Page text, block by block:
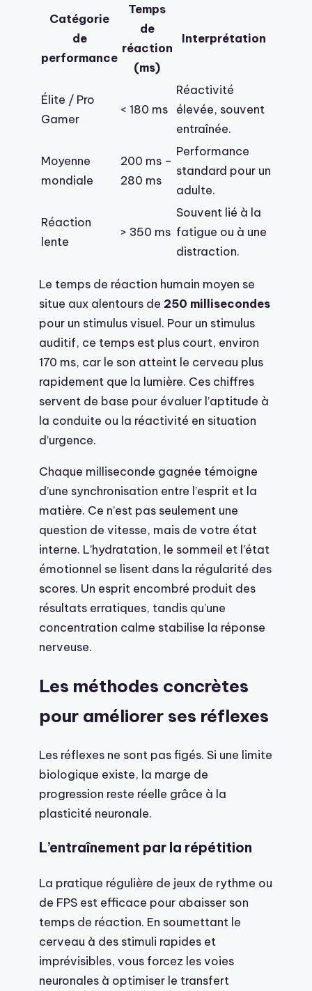
Catégorie
de
performance
Temps
de
réaction
(ms)
Interprétation
Élite / Pro
Gamer
< 180 ms
Réactivité
élevée, souvent
entraînée.
Moyenne
mondiale
200 ms –
280 ms
Performance
standard pour un
adulte.
Réaction
lente
> 350 ms
Souvent lié à la
fatigue ou à une
distraction.
Le temps de réaction humain moyen se
situe aux alentours de 250 millisecondes
pour un stimulus visuel. Pour un stimulus
auditif, ce temps est plus court, environ
170 ms, car le son atteint le cerveau plus
rapidement que la lumière. Ces chiffres
servent de base pour évaluer l’aptitude à
la conduite ou la réactivité en situation
d’urgence.
Chaque milliseconde gagnée témoigne
d’une synchronisation entre l’esprit et la
matière. Ce n’est pas seulement une
question de vitesse, mais de votre état
interne. L’hydratation, le sommeil et l’état
émotionnel se lisent dans la régularité des
scores. Un esprit encombré produit des
résultats erratiques, tandis qu’une
concentration calme stabilise la réponse
nerveuse.
Les méthodes concrètes
pour améliorer ses réflexes
Les réflexes ne sont pas figés. Si une limite
biologique existe, la marge de
progression reste réelle grâce à la
plasticité neuronale.
L’entraînement par la répétition
La pratique régulière de jeux de rythme ou
de FPS est efficace pour abaisser son
temps de réaction. En soumettant le
cerveau à des stimuli rapides et
imprévisibles, vous forcez les voies
neuronales à optimiser le transfert